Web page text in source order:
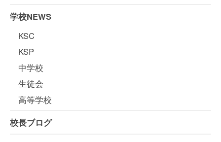
学校NEWS
KSC
KSP
中学校
生徒会
高等学校
校長ブログ